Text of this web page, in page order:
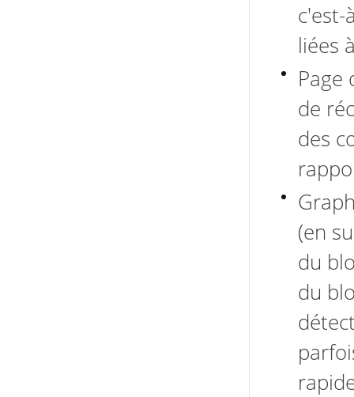
c'est-
liées
Page
de
des
(en
du
du